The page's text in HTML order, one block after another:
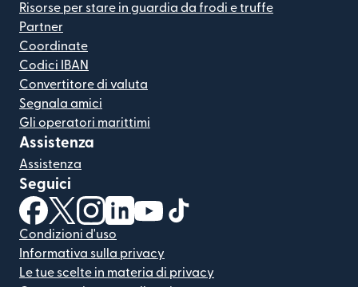
Risorse per stare in guardia da frodi e truffe
Partner
Coordinate
Codici IBAN
Convertitore di valuta
Segnala amici
Gli operatori marittimi
Assistenza
Assistenza
Seguici
(si apre in una nuova finestra)
(si apre in una nuova finestra)
(si apre in una nuova finestra)
(si apre in una nuova finestra)
(si apre in una nuova finestra)
Condizioni d'uso
Informativa sulla privacy
Le tue scelte in materia di privacy